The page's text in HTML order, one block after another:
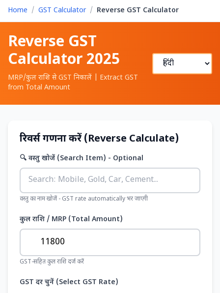
Home / GST Calculator / Reverse GST Calculator
Reverse GST
Calculator 2025
MRP/कुल राशि से GST निकालें | Extract GST
from Total Amount
रिवर्स गणना करें (Reverse Calculate)
🔍 वस्तु खोजें (Search Item) - Optional
वस्तु का नाम खोजें - GST rate automatically भर जाएगी
कुल राशि / MRP (Total Amount)
GST-सहित कुल राशि दर्ज करें
GST दर चुनें (Select GST Rate)